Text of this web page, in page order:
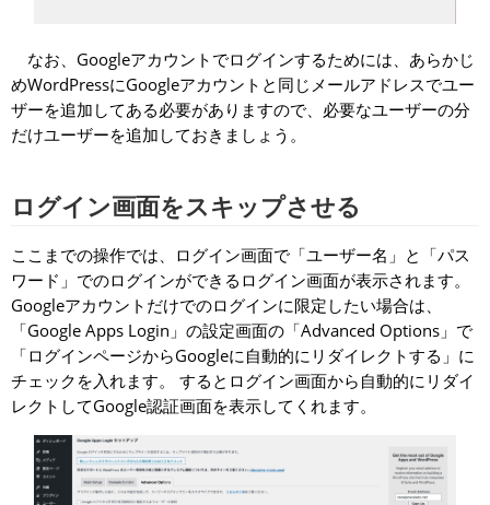
なお、Googleアカウントでログインするためには、あらかじ
めWordPressにGoogleアカウントと同じメールアドレスでユー
ザーを追加してある必要がありますので、必要なユーザーの分
だけユーザーを追加しておきましょう。
ログイン画面をスキップさせる
ここまでの操作では、ログイン画面で「ユーザー名」と「パス
ワード」でのログインができるログイン画面が表示されます。
Googleアカウントだけでのログインに限定したい場合は、
「Google Apps Login」の設定画面の「Advanced Options」で
「ログインページからGoogleに自動的にリダイレクトする」に
チェックを入れます。 するとログイン画面から自動的にリダイ
レクトしてGoogle認証画面を表示してくれます。